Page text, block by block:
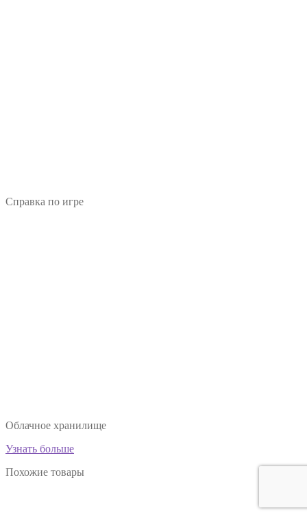
Справка по игре
Облачное хранилище
Узнать больше
Похожие товары